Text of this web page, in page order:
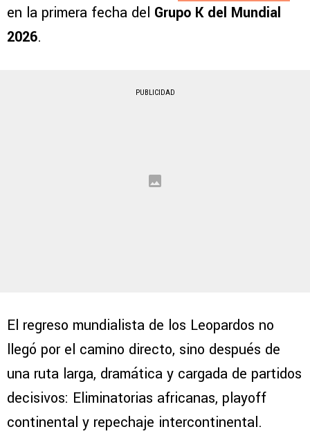
en la primera fecha del Grupo K del Mundial
2026.
PUBLICIDAD
El regreso mundialista de los Leopardos no
llegó por el camino directo, sino después de
una ruta larga, dramática y cargada de partidos
decisivos: Eliminatorias africanas, playoff
continental y repechaje intercontinental.